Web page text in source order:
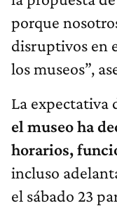
porque
disruptivos en
los museos”,
La expectativa
el museo ha
horarios,
incluso
el sábado 23